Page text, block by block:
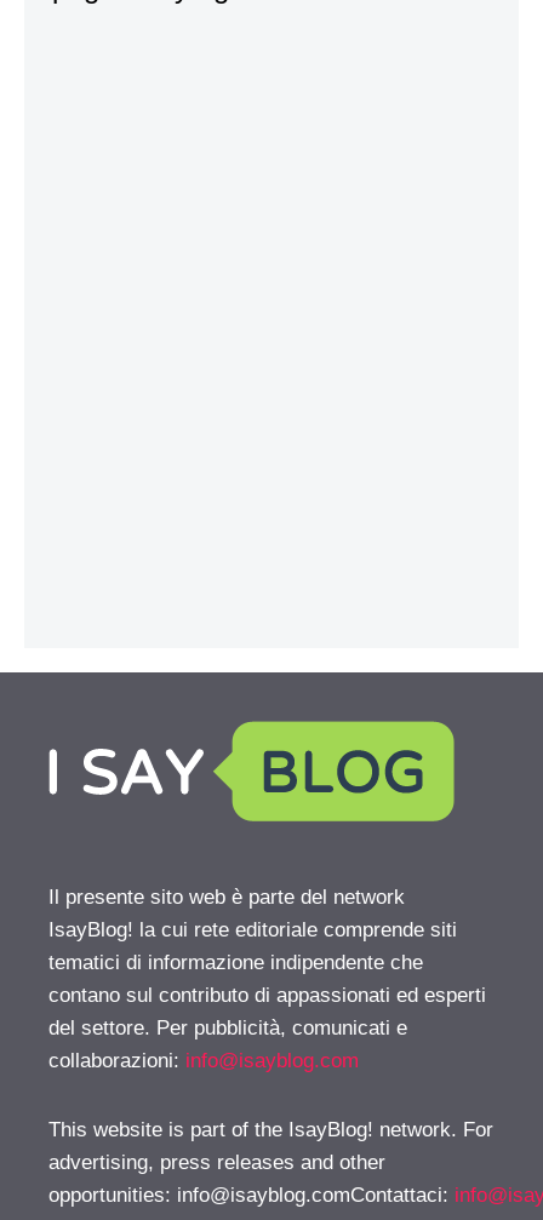
Il presente sito web è parte del network
IsayBlog! la cui rete editoriale comprende siti
tematici di informazione indipendente che
contano sul contributo di appassionati ed esperti
del settore. Per pubblicità, comunicati e
collaborazioni: info@isayblog.com
This website is part of the IsayBlog! network. For
advertising, press releases and other
opportunities: info@isayblog.comContattaci: